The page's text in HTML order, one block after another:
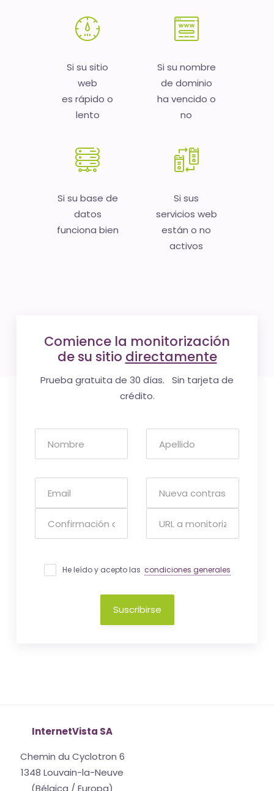
Si su sitio
web
es rápido o
lento
Si su nombre
de dominio
ha vencido o
no
Si su base de
datos
funciona bien
Si sus
servicios web
están o no
activos
Comience la monitorización
de su sitio directamente
Prueba gratuita de 30 días. Sin tarjeta de
crédito.
He leído y acepto las condiciones generales
Suscribirse
InternetVista SA
Chemin du Cyclotron 6
1348 Louvain-la-Neuve
(Bélgica / Europa)